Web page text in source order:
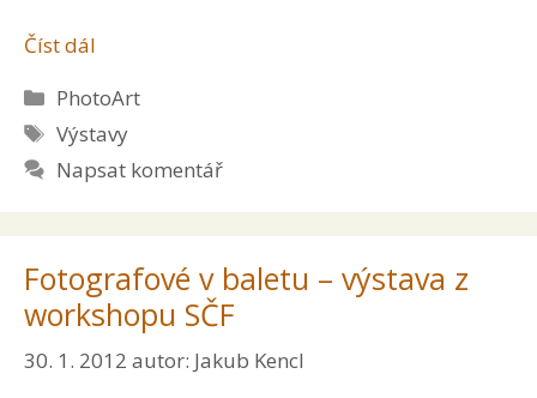
Číst dál
Rubriky
PhotoArt
Štítky
Výstavy
Napsat komentář
Fotografové v baletu – výstava z
workshopu SČF
30. 1. 2012 autor: Jakub Kencl